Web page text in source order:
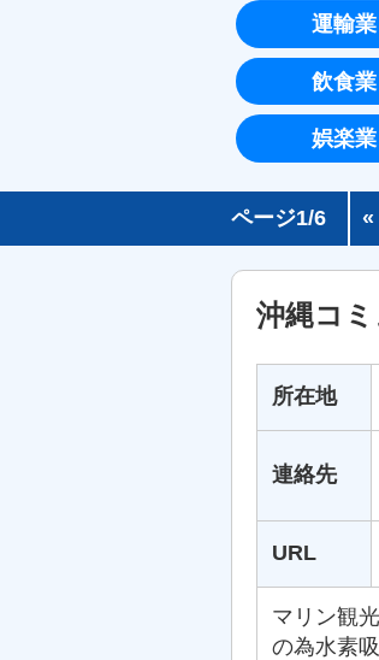
運輸業
飲食業
娯楽業
ページ1/6 «
沖縄コ
所在地
連絡先
URL
マリン観
の為水素